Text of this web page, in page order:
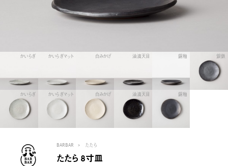
かいらぎ かいらぎマット 白みかげ 油滴天目 銅釉 銀鉄
かいらぎ かいらぎマット 白みかげ 油滴天目 銅釉
BARBAR たたら
たたら 8寸皿